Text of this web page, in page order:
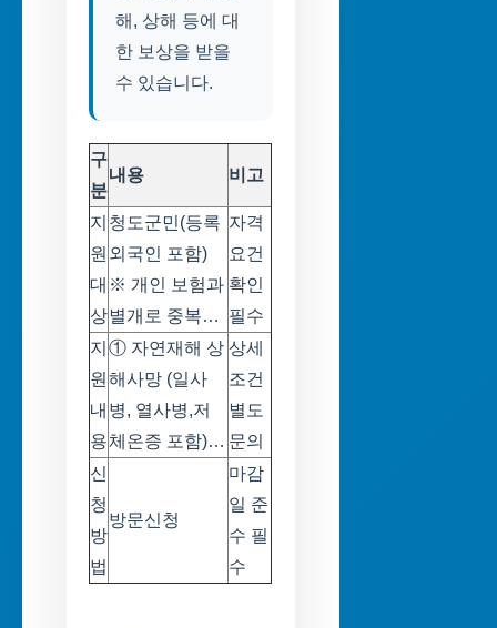
해, 상해 등에 대
한 보상을 받을
수 있습니다.
구
분
내용 비고
지
원
대
상
청도군민(등록
외국인 포함)
※ 개인 보험과
별개로 중복…
자격
요건
확인
필수
지
원
내
용
① 자연재해 상
해사망 (일사
병, 열사병,저
체온증 포함)…
상세
조건
별도
문의
신
청
방
법
방문신청
마감
일 준
수 필
수